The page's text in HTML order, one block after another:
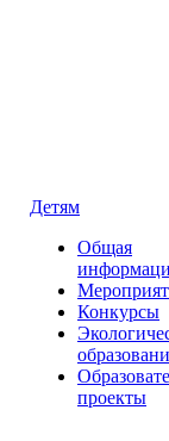
Детям
Общая
Конкурсы
проекты